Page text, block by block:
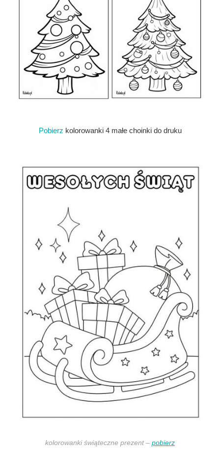
Pobierz kolorowanki 4 małe choinki do druku
kolorowanki świąteczne prezent – pobierz